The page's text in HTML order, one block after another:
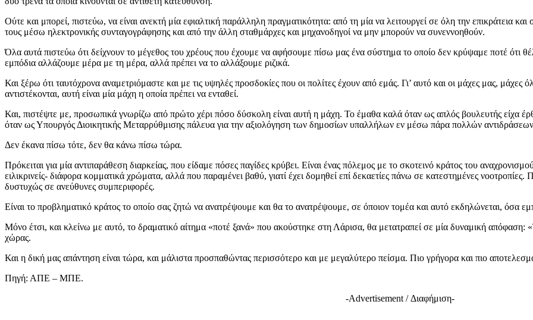
Ούτε και μπορεί, πιστεύω, να είναι ανεκτή μία εφιαλτική παράλληλη πραγματικότητα: από τη μία να λειτουργεί σε όλη την επικράτεια
τους μέσω ηλεκτρονικής συνταγογράφησης και από την άλλη σταθμάρχες και μηχανοδηγοί να μην μπορούν να συνεννοηθούν.
Όλα αυτά πιστεύω ότι δείχνουν το μέγεθος του χρέους που έχουμε να αφήσουμε πίσω μας ένα σύστημα το οποίο δεν κρύψαμε ποτέ
εμπόδια αλλάζουμε μέρα με τη μέρα, αλλά πρέπει να το αλλάξουμε ριζικά.
Και ξέρω ότι ταυτόχρονα αναμετριόμαστε και με τις υψηλές προσδοκίες που οι πολίτες έχουν από εμάς. Γι’ αυτό και οι μάχες μας,
αντιστέκονται, αυτή είναι μία μάχη η οποία πρέπει να ενταθεί.
Και, πιστέψτε με, προσωπικά γνωρίζω από πρώτο χέρι πόσο δύσκολη είναι αυτή η μάχη. Το έμαθα καλά όταν ως απλός βουλευτής είχα
όταν ως Υπουργός Διοικητικής Μεταρρύθμισης πάλευα για την αξιολόγηση των δημοσίων υπαλλήλων εν μέσω πάρα πολλών
Δεν έκανα πίσω τότε, δεν θα κάνω πίσω τώρα.
Πρόκειται για μία αντιπαράθεση διαρκείας, που είδαμε πόσες παγίδες κρύβει. Είναι ένας πόλεμος με το σκοτεινό κράτος του
ειλικρινείς- διάφορα κομματικά χρώματα, αλλά που παραμένει βαθύ, γιατί έχει δομηθεί επί δεκαετίες πάνω σε κατεστημένες νοοτροπίες.
δυστυχώς σε ανεύθυνες συμπεριφορές.
Είναι το προβληματικό κράτος το οποίο σας ζητώ να ανατρέψουμε και θα το ανατρέψουμε, σε όποιον τομέα και αυτό εκδηλώνεται, όσα
Μόνο έτσι, και κλείνω με αυτό, το δραματικό αίτημα «ποτέ ξανά» που ακούστηκε στη Λάρισα, θα μετατραπεί σε μία δυναμική
χώρας.
Και η δική μας απάντηση είναι τώρα, και μάλιστα προσπαθώντας περισσότερο και με μεγαλύτερο πείσμα. Πιο γρήγορα και πιο
Πηγή: ΑΠΕ – ΜΠΕ.
-Advertisement / Διαφήμιση-